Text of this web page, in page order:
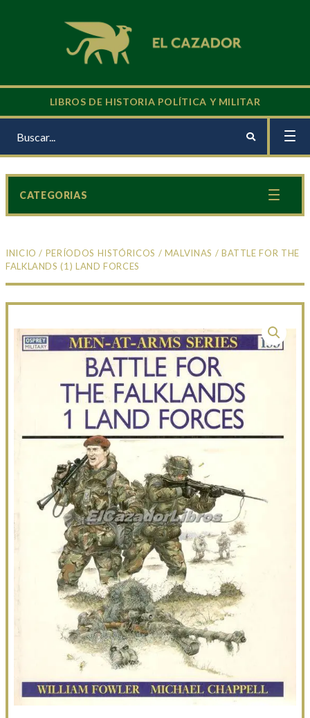
LIBROS DE HISTORIA POLÍTICA Y MILITAR
INICIO / PERÍODOS HISTÓRICOS / MALVINAS / BATTLE FOR THE
FALKLANDS (1) LAND FORCES
CATEGORIAS